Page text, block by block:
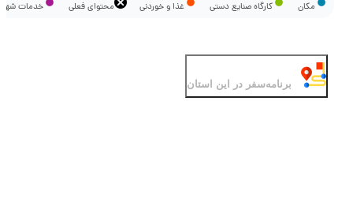
مکان کارگاه صنایع دستی غذا و خوردنی محتوای فعلی خدمات